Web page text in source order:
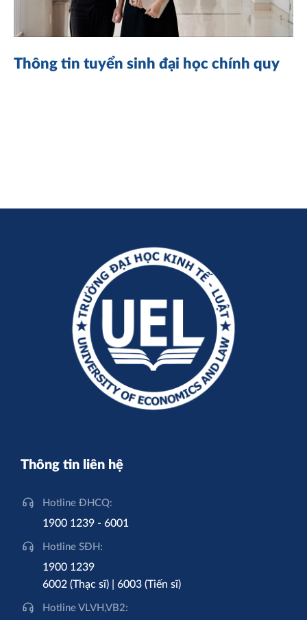
Thông tin tuyển sinh đại học chính quy
Thông tin liên hệ
Hotline ĐHCQ:
1900 1239 - 6001
Hotline SĐH:
1900 1239
6002 (Thạc sĩ) | 6003 (Tiến sĩ)
Hotline VLVH,VB2: